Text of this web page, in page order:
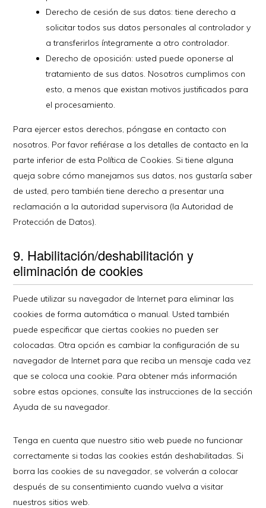
Derecho de cesión de sus datos: tiene derecho a
solicitar todos sus datos personales al controlador y
a transferirlos íntegramente a otro controlador.
Derecho de oposición: usted puede oponerse al
tratamiento de sus datos. Nosotros cumplimos con
esto, a menos que existan motivos justificados para
el procesamiento.
Para ejercer estos derechos, póngase en contacto con
nosotros. Por favor refiérase a los detalles de contacto en la
parte inferior de esta Política de Cookies. Si tiene alguna
queja sobre cómo manejamos sus datos, nos gustaría saber
de usted, pero también tiene derecho a presentar una
reclamación a la autoridad supervisora (la Autoridad de
Protección de Datos).
9. Habilitación/deshabilitación y
eliminación de cookies
Puede utilizar su navegador de Internet para eliminar las
cookies de forma automática o manual. Usted también
puede especificar que ciertas cookies no pueden ser
colocadas. Otra opción es cambiar la configuración de su
navegador de Internet para que reciba un mensaje cada vez
que se coloca una cookie. Para obtener más información
sobre estas opciones, consulte las instrucciones de la sección
Ayuda de su navegador.
Tenga en cuenta que nuestro sitio web puede no funcionar
correctamente si todas las cookies están deshabilitadas. Si
borra las cookies de su navegador, se volverán a colocar
después de su consentimiento cuando vuelva a visitar
nuestros sitios web.